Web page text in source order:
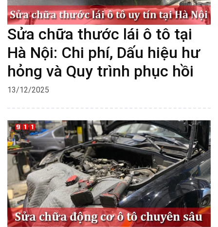
Sửa chữa thước lái ô tô tại
Hà Nội: Chi phí, Dấu hiệu hư
hỏng và Quy trình phục hồi
13/12/2025